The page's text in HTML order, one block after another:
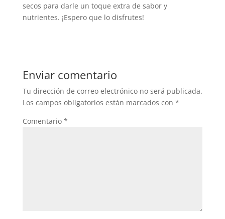
secos para darle un toque extra de sabor y
nutrientes. ¡Espero que lo disfrutes!
Enviar comentario
Tu dirección de correo electrónico no será publicada.
Los campos obligatorios están marcados con *
Comentario *